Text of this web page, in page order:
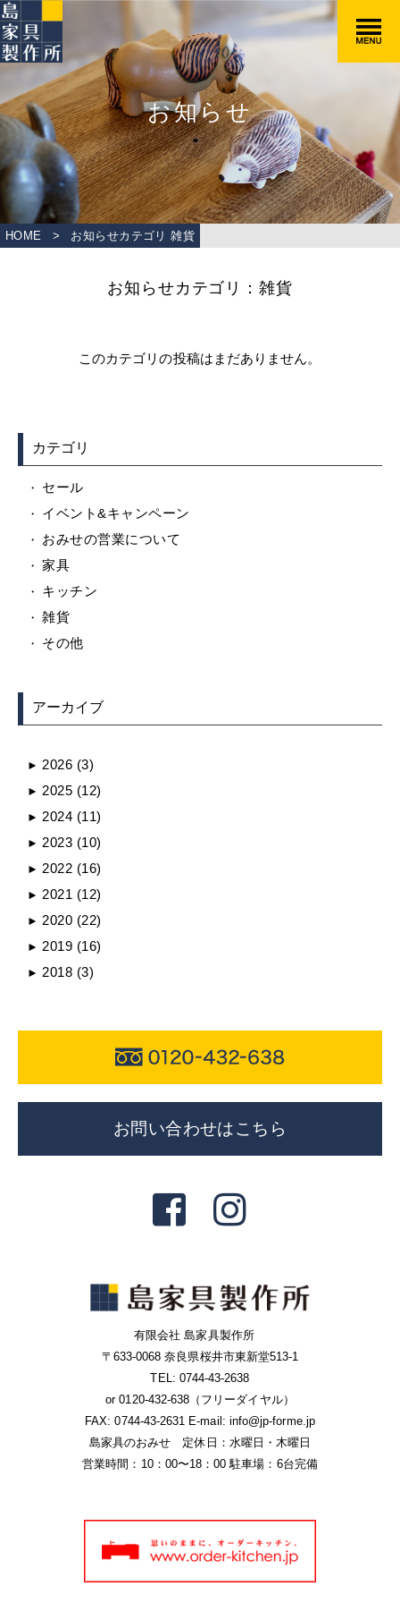
お知らせ
HOME > お知らせカテゴリ 雑貨
お知らせカテゴリ：雑貨
このカテゴリの投稿はまだありません。
カテゴリ
セール
イベント&キャンペーン
おみせの営業について
家具
キッチン
雑貨
その他
アーカイブ
► 2026 (3)
► 2025 (12)
► 2024 (11)
► 2023 (10)
► 2022 (16)
► 2021 (12)
► 2020 (22)
► 2019 (16)
► 2018 (3)
お問い合わせはこちら
有限会社 島家具製作所
〒633-0068 奈良県桜井市東新堂513-1
TEL: 0744-43-2638
or 0120-432-638（フリーダイヤル）
FAX: 0744-43-2631 E-mail: info@jp-forme.jp
島家具のおみせ 定休日：水曜日・木曜日
営業時間：10：00〜18：00 駐車場：6台完備